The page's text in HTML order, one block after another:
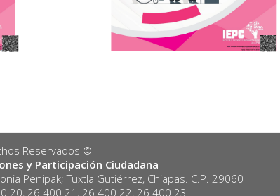
Reservados ©️
y Participación Ciudadana
Penipak; Tuxtla Gutiérrez, Chiapas. C.P. 29060
20, 26 400 21, 26 400 22, 26 400 23